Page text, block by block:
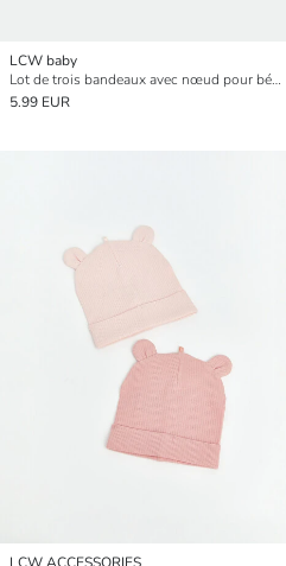
LCW baby
Lot de trois bandeaux avec nœud pour bébé fille
5.99 EUR
LCW ACCESSORIES